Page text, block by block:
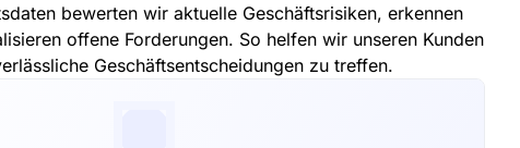
bewerten wir aktuelle Geschäftsrisiken, erkennen
offene Forderungen. So helfen wir unseren Kunden
Geschäftsentscheidungen zu treffen.